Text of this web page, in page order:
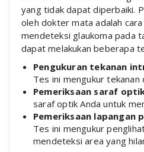
yang tidak dapat diperbaiki.
oleh dokter mata adalah
mendeteksi glaukoma pada
dapat melakukan beberapa
Pengukuran tekanan
Tes ini mengukur tekanan
Pemeriksaan saraf
saraf optik Anda untuk
Pemeriksaan lapangan
Tes ini mengukur
mendeteksi area yang